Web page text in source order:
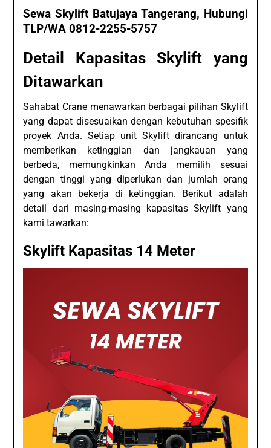
Sewa Skylift Batujaya Tangerang, Hubungi
TLP/WA 0812-2255-5757
Detail Kapasitas Skylift yang
Ditawarkan
Sahabat Crane menawarkan berbagai pilihan Skylift
yang dapat disesuaikan dengan kebutuhan spesifik
proyek Anda. Setiap unit Skylift dirancang untuk
memberikan ketinggian dan jangkauan yang
berbeda, memungkinkan Anda memilih sesuai
dengan tinggi yang diperlukan dan jumlah orang
yang akan bekerja di ketinggian. Berikut adalah
detail dari masing-masing kapasitas Skylift yang
kami tawarkan:
Skylift Kapasitas 14 Meter